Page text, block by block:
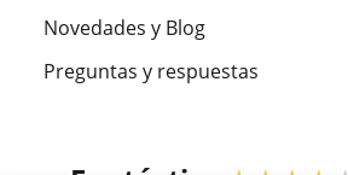
Novedades y Blog
Preguntas y respuestas